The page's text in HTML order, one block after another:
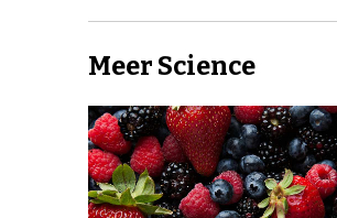
Meer Science